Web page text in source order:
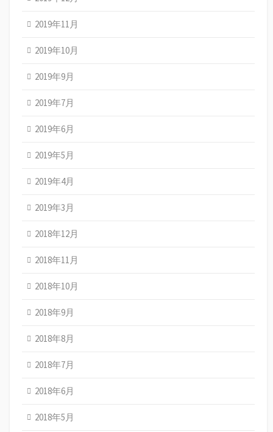
2019年11月
2019年10月
2019年9月
2019年7月
2019年6月
2019年5月
2019年4月
2019年3月
2018年12月
2018年11月
2018年10月
2018年9月
2018年8月
2018年7月
2018年6月
2018年5月